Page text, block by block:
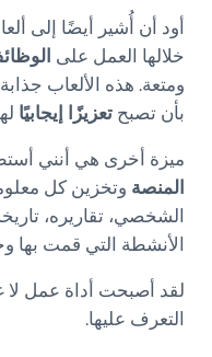
أود أن أُشير أيضًا إلى
خلالها العمل على
ومتعة. هذه الألعاب
بأن تصبح تعزيزًا إيجابيًا
ميزة أخرى هي أنني
المنصة وتخزين كل
الشخصي، تقاريره،
الأنشطة التي قمت بها
لقد أصبحت أداة عمل
التعرف عليها.